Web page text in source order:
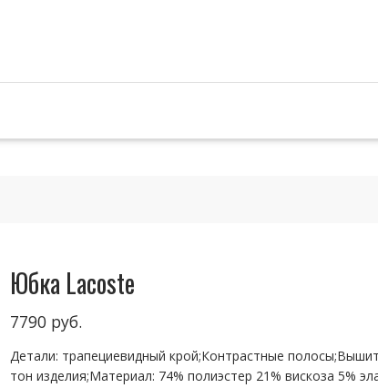
Юбка Lacoste
7790 руб.
Детали: трапециевидный крой;Контрастные
тон изделия;Материал: 74% полиэстер 21% вискоза 5%